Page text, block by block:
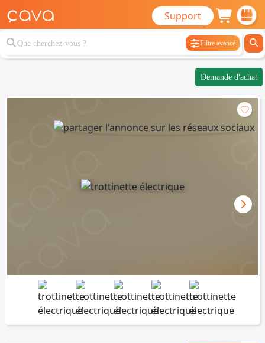
Support
Filtre avancé
Demande d'achat